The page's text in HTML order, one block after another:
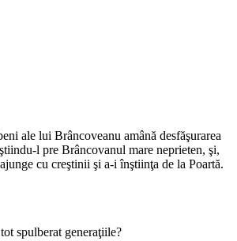
ale lui Brâncoveanu amână desfăşurarea
l pre Brâncovanul mare neprieten, şi,
cu creştinii şi a-i înştiinţa de la Poartă.
spulberat generaţiile?